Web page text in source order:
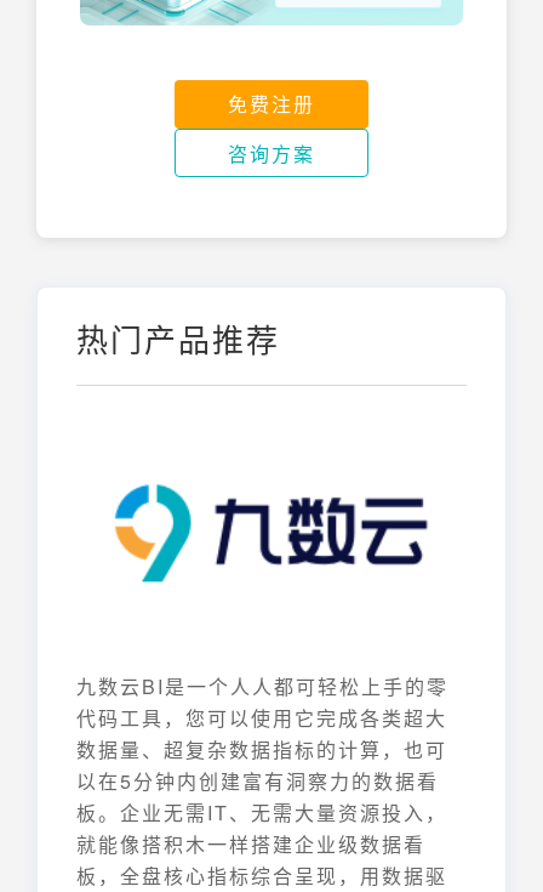
免费注册
咨询方案
热门产品推荐
九数云BI是一个人人都可轻松上手的零
代码工具，您可以使用它完成各类超大
数据量、超复杂数据指标的计算，也可
以在5分钟内创建富有洞察力的数据看
板。企业无需IT、无需大量资源投入，
就能像搭积木一样搭建企业级数据看
板，全盘核心指标综合呈现，用数据驱